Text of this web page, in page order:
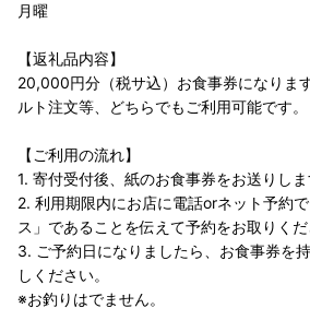
月曜
【返礼品内容】
20,000円分（税サ込）お食事券になりま
ルト注文等、どちらでもご利用可能です。
【ご利用の流れ】
1. 寄付受付後、紙のお食事券をお送りしま
2. 利用期限内にお店に電話orネット予約
ス」であることを伝えて予約をお取りくだ
3. ご予約日になりましたら、お食事券を
しください。
※お釣りはでません。